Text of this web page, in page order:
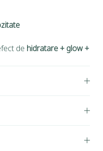
de hidratare + glow +